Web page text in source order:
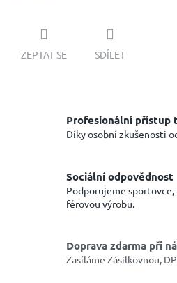
ZEPTAT SE SDÍLET
Profesionální přístup
Díky osobní zkušenosti
Sociální odpovědnost
Podporujeme
férovou výrobu.
Doprava zdarma při
Zasíláme Zásilkovnou,